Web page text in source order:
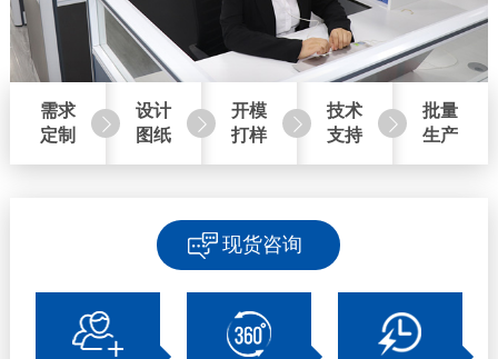
需求
定制
设计
图纸
开模
打样
技术
支持
批量
生产
现货咨询